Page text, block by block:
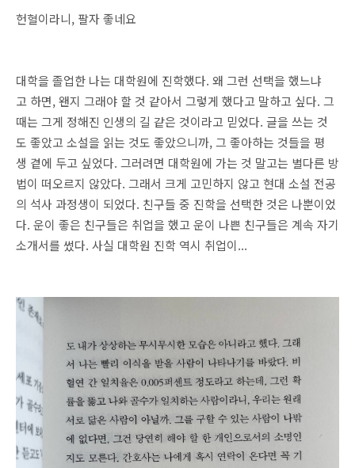
헌혈이라니, 팔자 좋네요
대학을 졸업한 나는 대학원에 진학했다. 왜 그런 선택을 했느냐
고 하면, 왠지 그래야 할 것 같아서 그렇게 했다고 말하고 싶다. 그
때는 그게 정해진 인생의 길 같은 것이라고 믿었다. 글을 쓰는 것
도 좋았고 소설을 읽는 것도 좋았으니까, 그 좋아하는 것들을 평
생 곁에 두고 싶었다. 그러려면 대학원에 가는 것 말고는 별다른 방
법이 떠오르지 않았다. 그래서 크게 고민하지 않고 현대 소설 전공
의 석사 과정생이 되었다. 친구들 중 진학을 선택한 것은 나뿐이었
다. 운이 좋은 친구들은 취업을 했고 운이 나쁜 친구들은 계속 자기
소개서를 썼다. 사실 대학원 진학 역시 취업이...